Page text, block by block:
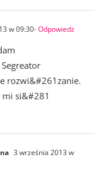
w 09:30- Odpowiedz
rozwi&#261zanie.
si&#281
3 września 2013 w